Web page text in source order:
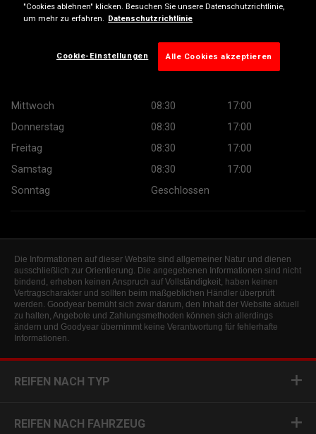
Telefonnummer anzeigen
17:00
Mittwoch
08:30
17:00
Donnerstag
08:30
17:00
Freitag
08:30
17:00
Samstag
08:30
17:00
Sonntag
Geschlossen
Die Informationen auf dieser Website sind allgemeiner Natur und dienen
ausschließlich zur Orientierung. Die angegebenen Informationen sind nicht
bindend, erheben keinen Anspruch auf Vollständigkeit, haben keinen
Vertragscharakter und sollten beim maßgeblichen Händler überprüft
werden. Goodyear bemüht sich zwar darum, den Inhalt der Website aktuell
zu halten, Angebote und Zahlungsmethoden können sich allerdings
ändern und Goodyear übernimmt keine Verantwortung für fehlerhafte
Informationen.
REIFEN NACH TYP
REIFEN NACH FAHRZEUG
"Cookies ablehnen" klicken. Besuchen Sie unsere Datenschutzrichtlinie,
um mehr zu erfahren.
Datenschutzrichtlinie
Cookie-Einstellungen Alle Cookies akzeptieren